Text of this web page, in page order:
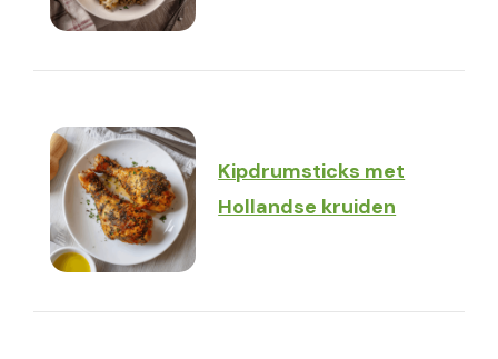
Kipdrumsticks met
Hollandse kruiden